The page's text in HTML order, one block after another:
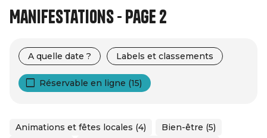
Manifestations - Page 2
A quelle date ? Labels et classements
Réservable en ligne (15)
Animations et fêtes locales (4)
Bien-être (5)